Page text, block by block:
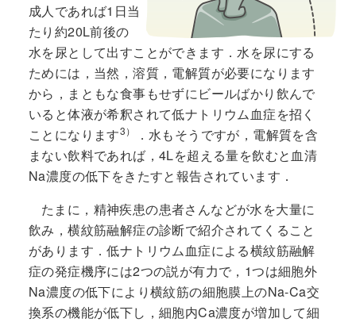
成人であれば1日当
たり約20L前後の
水を尿として出すことができます．水を尿にする
ためには，当然，溶質，電解質が必要になります
から，まともな食事もせずにビールばかり飲んで
いると体液が希釈されて低ナトリウム血症を招く
ことになります3）
．水もそうですが，電解質を含
まない飲料であれば，4Lを超える量を飲むと血清
Na濃度の低下をきたすと報告されています．
たまに，精神疾患の患者さんなどが水を大量に
飲み，横紋筋融解症の診断で紹介されてくること
があります．低ナトリウム血症による横紋筋融解
症の発症機序には2つの説が有力で，1つは細胞外
Na濃度の低下により横紋筋の細胞膜上のNa-Ca交
換系の機能が低下し，細胞内Ca濃度が増加して細